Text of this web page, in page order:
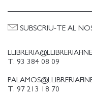
T. 93 384 08 09
T. 97 213 18 70
SUBSCRIU-TE AL